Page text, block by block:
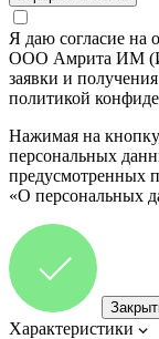
Я даю согласие на
ООО Амрита ИМ
заявки и
политикой
Нажимая на
персональных
предусмотренных
«О персональных
Характеристики